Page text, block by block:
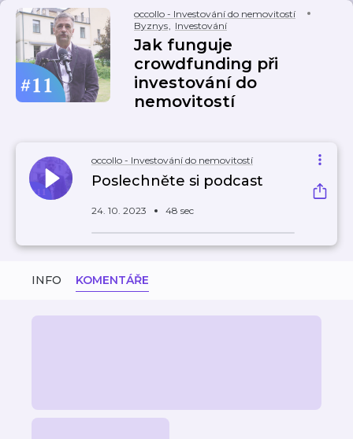
occollo - Investování do nemovitostí
Byznys, Investování
Jak funguje
crowdfunding při
investování do
nemovitostí
occollo - Investování do nemovitostí
Poslechněte si podcast
24. 10. 2023 48 sec
INFO KOMENTÁŘE